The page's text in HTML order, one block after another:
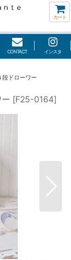
カート
CONTACT インスタ
段ドローワー
[F25-0164]